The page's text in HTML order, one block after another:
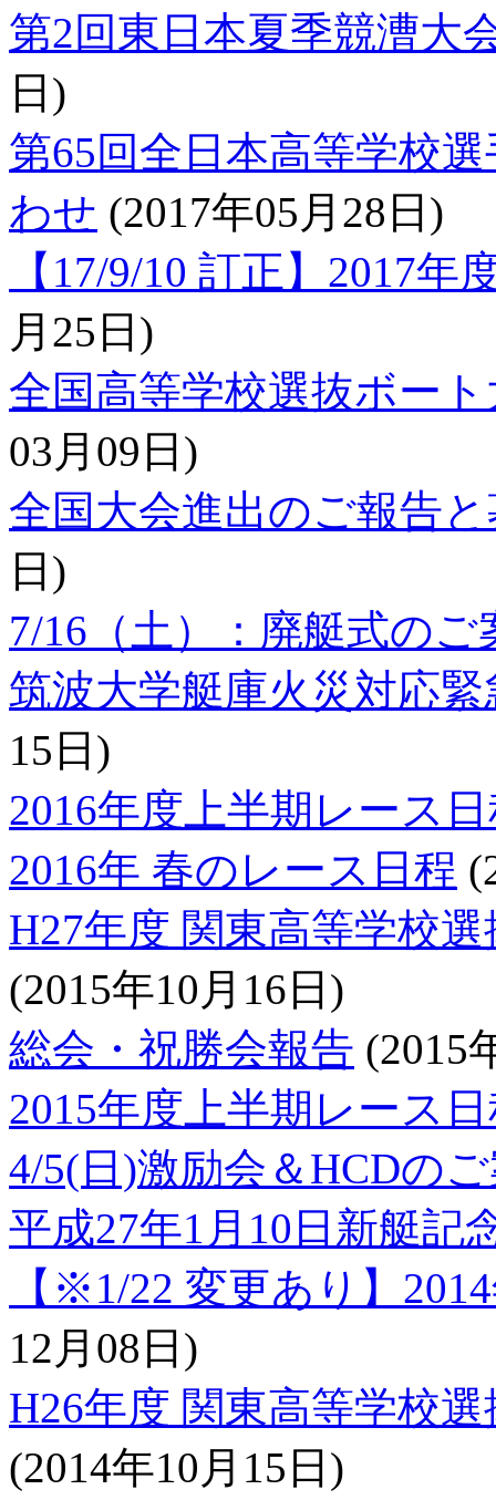
第2回東日本夏季競漕
日)
第65回全日本高等学校
わせ (2017年05月28日)
【17/9/10 訂正】2017
月25日)
全国高等学校選抜ボー
03月09日)
全国大会進出のご報告
日)
7/16（土）：廃艇式のご
筑波大学艇庫火災対応
15日)
2016年度上半期レース
2016年 春のレース日程
H27年度 関東高等学校
(2015年10月16日)
総会・祝勝会報告 (2015
2015年度上半期レース
4/5(日)激励会＆HCDの
平成27年1月10日新艇記
【※1/22 変更あり】
12月08日)
H26年度 関東高等学校
(2014年10月15日)